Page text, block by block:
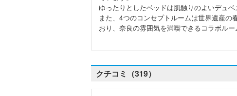
ゆったりとしたベッドは肌触りのよいデュベ
また、4つのコンセプトルームは世界遺産
おり、奈良の雰囲気を満喫できるコラボルー
クチコミ（319）